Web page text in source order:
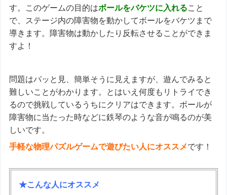
す。このゲームの目的はボールをバケツに入れること
で、ステージ内の障害物を動かしてボールをバケツまで
導きます。障害物は動かしたり反転させることができま
すよ！
問題はパッと見、簡単そうに見えますが、遊んでみると
難しいことがわかります。とはいえ何度もリトライでき
るので挑戦しているうちにクリアはできます。ボールが
障害物に当たった時などに鉄琴のような音が鳴るのが美
しいです。
手軽な物理パズルゲームで遊びたい人にオススメです！
★こんな人にオススメ